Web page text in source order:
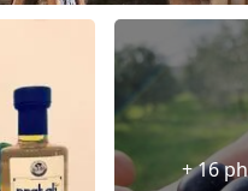
+ 16